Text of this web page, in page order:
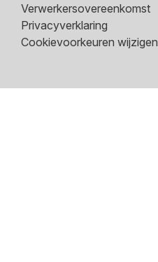
Verwerkersovereenkomst
Privacyverklaring
Cookievoorkeuren wijzigen